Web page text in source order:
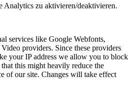
Analytics zu aktivieren/deaktivieren.
services like Google Webfonts,
providers. Since these providers
your IP address we allow you to block
this might heavily reduce the
of our site. Changes will take effect